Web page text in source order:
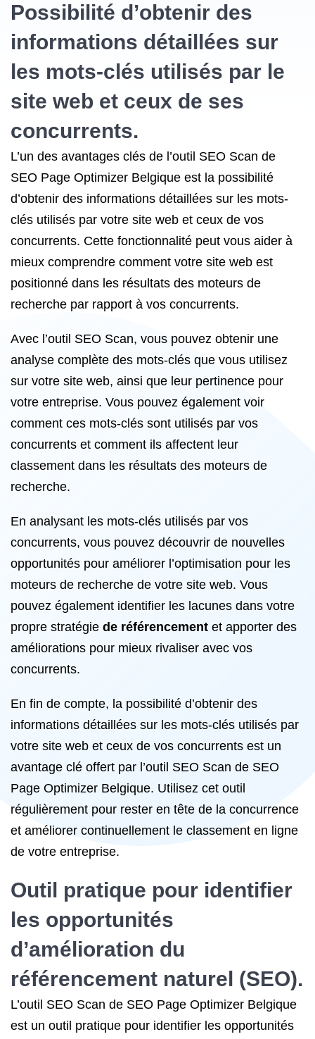
Possibilité d’obtenir des
informations détaillées sur
les mots-clés utilisés par le
site web et ceux de ses
concurrents.
L’un des avantages clés de l’outil SEO Scan de
SEO Page Optimizer Belgique est la possibilité
d’obtenir des informations détaillées sur les mots-
clés utilisés par votre site web et ceux de vos
concurrents. Cette fonctionnalité peut vous aider à
mieux comprendre comment votre site web est
positionné dans les résultats des moteurs de
recherche par rapport à vos concurrents.
Avec l’outil SEO Scan, vous pouvez obtenir une
analyse complète des mots-clés que vous utilisez
sur votre site web, ainsi que leur pertinence pour
votre entreprise. Vous pouvez également voir
comment ces mots-clés sont utilisés par vos
concurrents et comment ils affectent leur
classement dans les résultats des moteurs de
recherche.
En analysant les mots-clés utilisés par vos
concurrents, vous pouvez découvrir de nouvelles
opportunités pour améliorer l’optimisation pour les
moteurs de recherche de votre site web. Vous
pouvez également identifier les lacunes dans votre
propre stratégie de référencement et apporter des
améliorations pour mieux rivaliser avec vos
concurrents.
En fin de compte, la possibilité d’obtenir des
informations détaillées sur les mots-clés utilisés par
votre site web et ceux de vos concurrents est un
avantage clé offert par l’outil SEO Scan de SEO
Page Optimizer Belgique. Utilisez cet outil
régulièrement pour rester en tête de la concurrence
et améliorer continuellement le classement en ligne
de votre entreprise.
Outil pratique pour identifier
les opportunités
d’amélioration du
référencement naturel (SEO).
L’outil SEO Scan de SEO Page Optimizer Belgique
est un outil pratique pour identifier les opportunités